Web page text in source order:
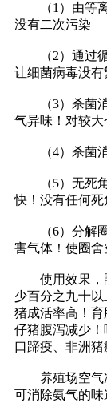
（1）由等离
没有二次污染
（2）通过循
让细菌病毒没
（3）杀菌消
气异味！对较大
（4）杀菌消
（5）无死角
快！没有任何死
（6）分解圈
害气体！使圈
使用效果，圈
少百分之九十
猪成活率高！育
仔猪腹泻减少
口蹄疫、非洲猪
养殖场空气净
可消除氨气的